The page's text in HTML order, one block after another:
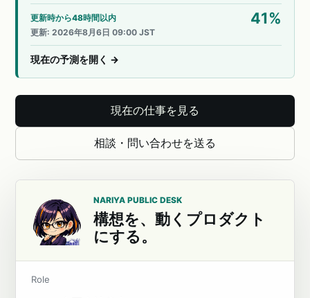
更新時から48時間以内 41%
更新:2026年8月6日 09:00 JST
現在の予測を開く →
現在の仕事を見る
相談・問い合わせを送る
NARIYA PUBLIC DESK
構想を、動くプロダクト
にする。
Role